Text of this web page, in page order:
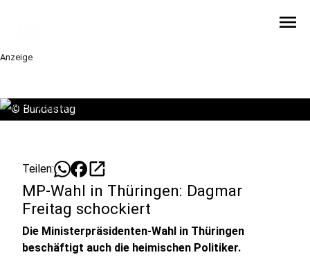
menu
Anzeige
© Bundestag
Teilen: open_in_new
MP-Wahl in Thüringen: Dagmar
Freitag schockiert
Die Ministerpräsidenten-Wahl in Thüringen
beschäftigt auch die heimischen Politiker.